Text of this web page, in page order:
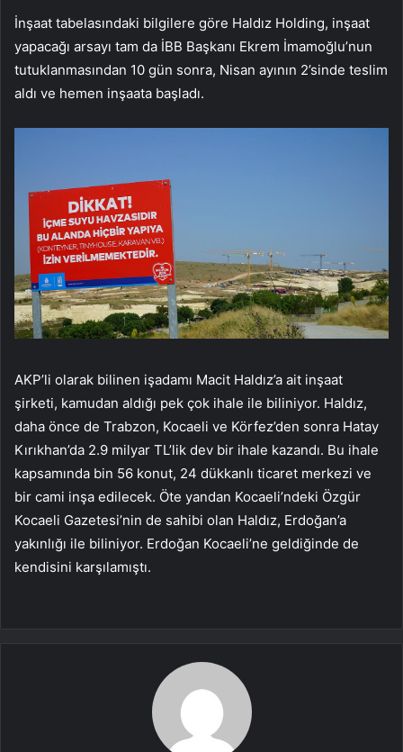
İnşaat tabelasındaki bilgilere göre Haldız Holding, inşaat
yapacağı arsayı tam da İBB Başkanı Ekrem İmamoğlu’nun
tutuklanmasından 10 gün sonra, Nisan ayının 2’sinde teslim
aldı ve hemen inşaata başladı.
AKP’li olarak bilinen işadamı Macit Haldız’a ait inşaat
şirketi, kamudan aldığı pek çok ihale ile biliniyor. Haldız,
daha önce de Trabzon, Kocaeli ve Körfez’den sonra Hatay
Kırıkhan’da 2.9 milyar TL’lik dev bir ihale kazandı. Bu ihale
kapsamında bin 56 konut, 24 dükkanlı ticaret merkezi ve
bir cami inşa edilecek. Öte yandan Kocaeli’ndeki Özgür
Kocaeli Gazetesi’nin de sahibi olan Haldız, Erdoğan’a
yakınlığı ile biliniyor. Erdoğan Kocaeli’ne geldiğinde de
kendisini karşılamıştı.